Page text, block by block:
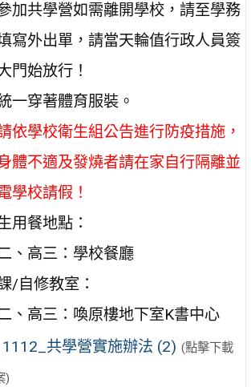
加共學營如需離開學校，請至學務
寫外出單，請當天輪值行政人員簽
門始放行！
一穿著體育服裝。
依學校衛生組公告進行防疫措施，
體不適及發燒者請在家自行隔離並
學校請假！
用餐地點：
、高三：學校餐廳
/自修教室：
、高三：喚原樓地下室K書中心
1112_共學營實施辦法 (2) (點擊下載
)